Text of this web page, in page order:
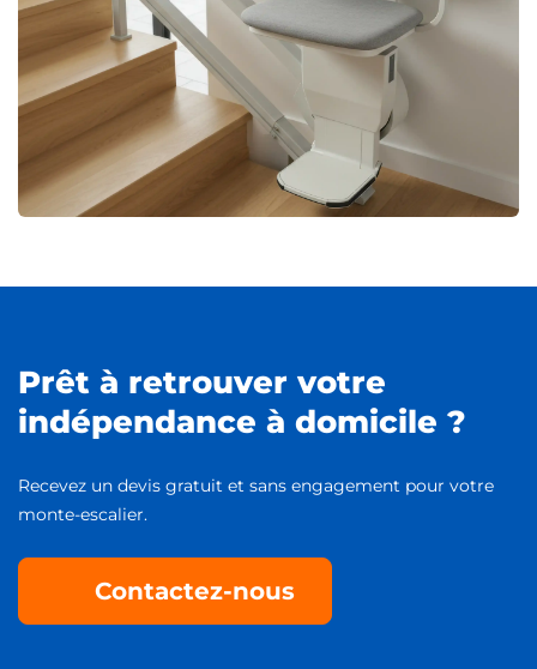
Prêt à retrouver votre
indépendance à domicile ?
Recevez un devis gratuit et sans engagement pour votre
monte-escalier.
Contactez-nous